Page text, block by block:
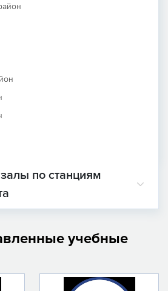
по станциям
учебные